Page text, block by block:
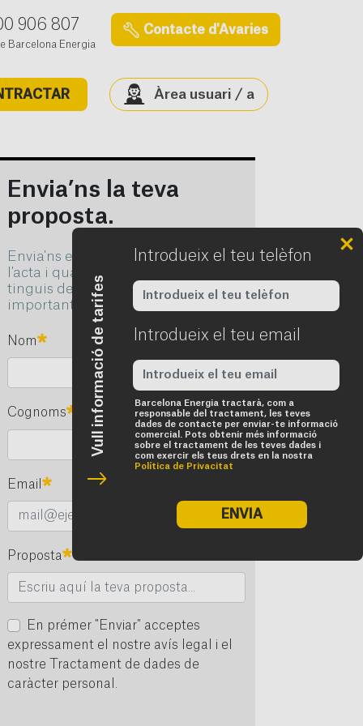
906 807
Barcelona Energia
Contacte d'Avaries
Àrea usuari / a
Vull informació de tarifes
Introdueix el teu telèfon
Introdueix el teu email
Barcelona Energia tractarà, com a
responsable del tractament, les teves
dades de contacte per enviar-te informació
comercial. Pots obtenir més informació
sobre el tractament de les teves dades i
com exercir els teus drets en la nostra
Política de Privacitat
ENVIA
Envia’ns la teva
proposta.
Envia'ns els teus comentaris sobre
l'acta i qualsevol proposta que
tinguis de millora. La teva opinió és
important per a nosaltres.
Nom Obligatori
Cognoms Obligatori
Email Obligatori
Proposta Obligatori
En prémer "Enviar" acceptes
expressament el nostre avís legal i el
nostre Tractament de dades de
caràcter personal.